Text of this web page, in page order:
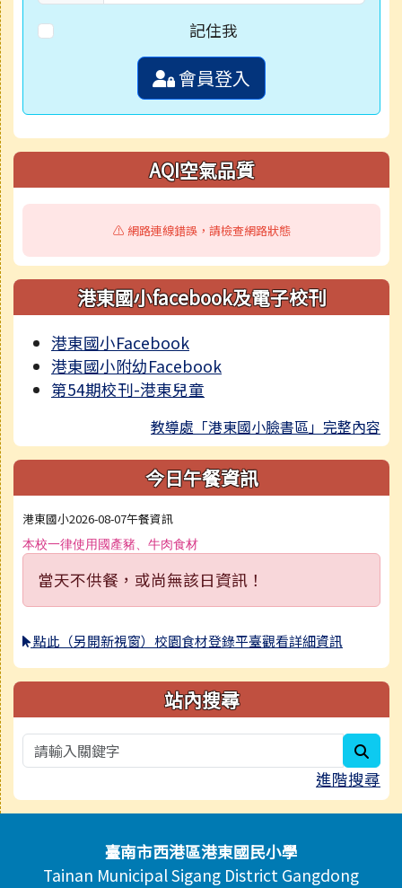
記住我
會員登入
AQI空氣品質
⚠️ 網路連線錯誤，請檢查網路狀態
港東國小facebook及電子校刊
港東國小Facebook
港東國小附幼Facebook
第54期校刊-港東兒童
教導處「港東國小臉書區」完整內容
今日午餐資訊
港東國小2026-08-07午餐資訊
本校一律使用國產豬、牛肉食材
當天不供餐，或尚無該日資訊！
點此（另開新視窗）校園食材登錄平臺觀看詳細資訊
站內搜尋
進階搜尋
頁尾區域內容臺南市西港區港東國民小學
Tainan Municipal Sigang District Gangdong